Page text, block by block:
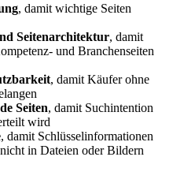
, damit wichtige Seiten
Seitenarchitektur, damit
und Branchenseiten
, damit Käufer ohne
Seiten, damit Suchintention
wird
, damit Schlüsselinformationen
in Dateien oder Bildern